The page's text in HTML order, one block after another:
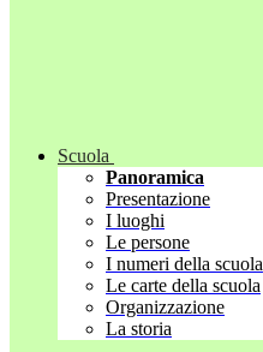
Scuola
Panoramica
Presentazione
I luoghi
Le persone
I numeri della scuola
Le carte della scuola
Organizzazione
La storia